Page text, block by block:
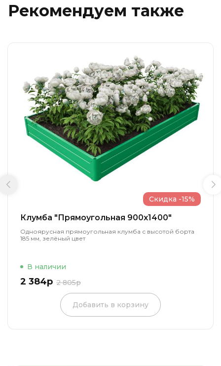
Рекомендуем также
Клумба "Прямоугольная 900x1400"
Одноярусная прямоугольная клумба с высотой борта
185 мм, зелёный цвет
В наличии
2 384р 2 805р
Скидка -15%
Добавить в корзину